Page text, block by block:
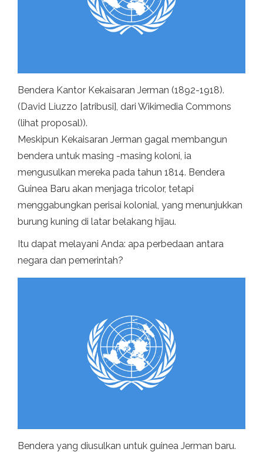
Bendera Kantor Kekaisaran Jerman (1892-1918).
(David Liuzzo [atribusi], dari Wikimedia Commons
(lihat proposal)).
Meskipun Kekaisaran Jerman gagal membangun
bendera untuk masing -masing koloni, ia
mengusulkan mereka pada tahun 1814. Bendera
Guinea Baru akan menjaga tricolor, tetapi
menggabungkan perisai kolonial, yang menunjukkan
burung kuning di latar belakang hijau.
Itu dapat melayani Anda: apa perbedaan antara
negara dan pemerintah?
Bendera yang diusulkan untuk guinea Jerman baru.